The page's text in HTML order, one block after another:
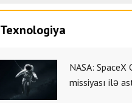
Texnologiya
NASA: SpaceX
missiyası ilə